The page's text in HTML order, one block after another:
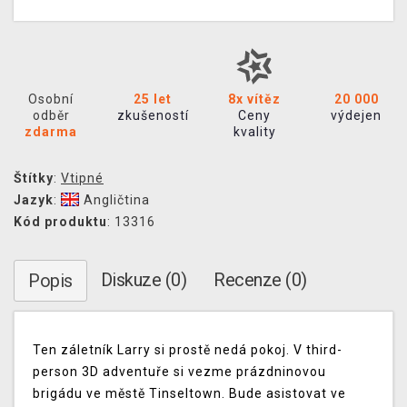
Osobní
odběr
zdarma
25 let
zkušeností
8x vítěz
Ceny
kvality
20 000
výdejen
Štítky: Vtipné
Jazyk:
Angličtina
Kód produktu: 13316
Popis Diskuze (0) Recenze (0)
Ten záletník Larry si prostě nedá pokoj. V third-
person 3D adventuře si vezme prázdninovou
brigádu ve městě Tinseltown. Bude asistovat ve